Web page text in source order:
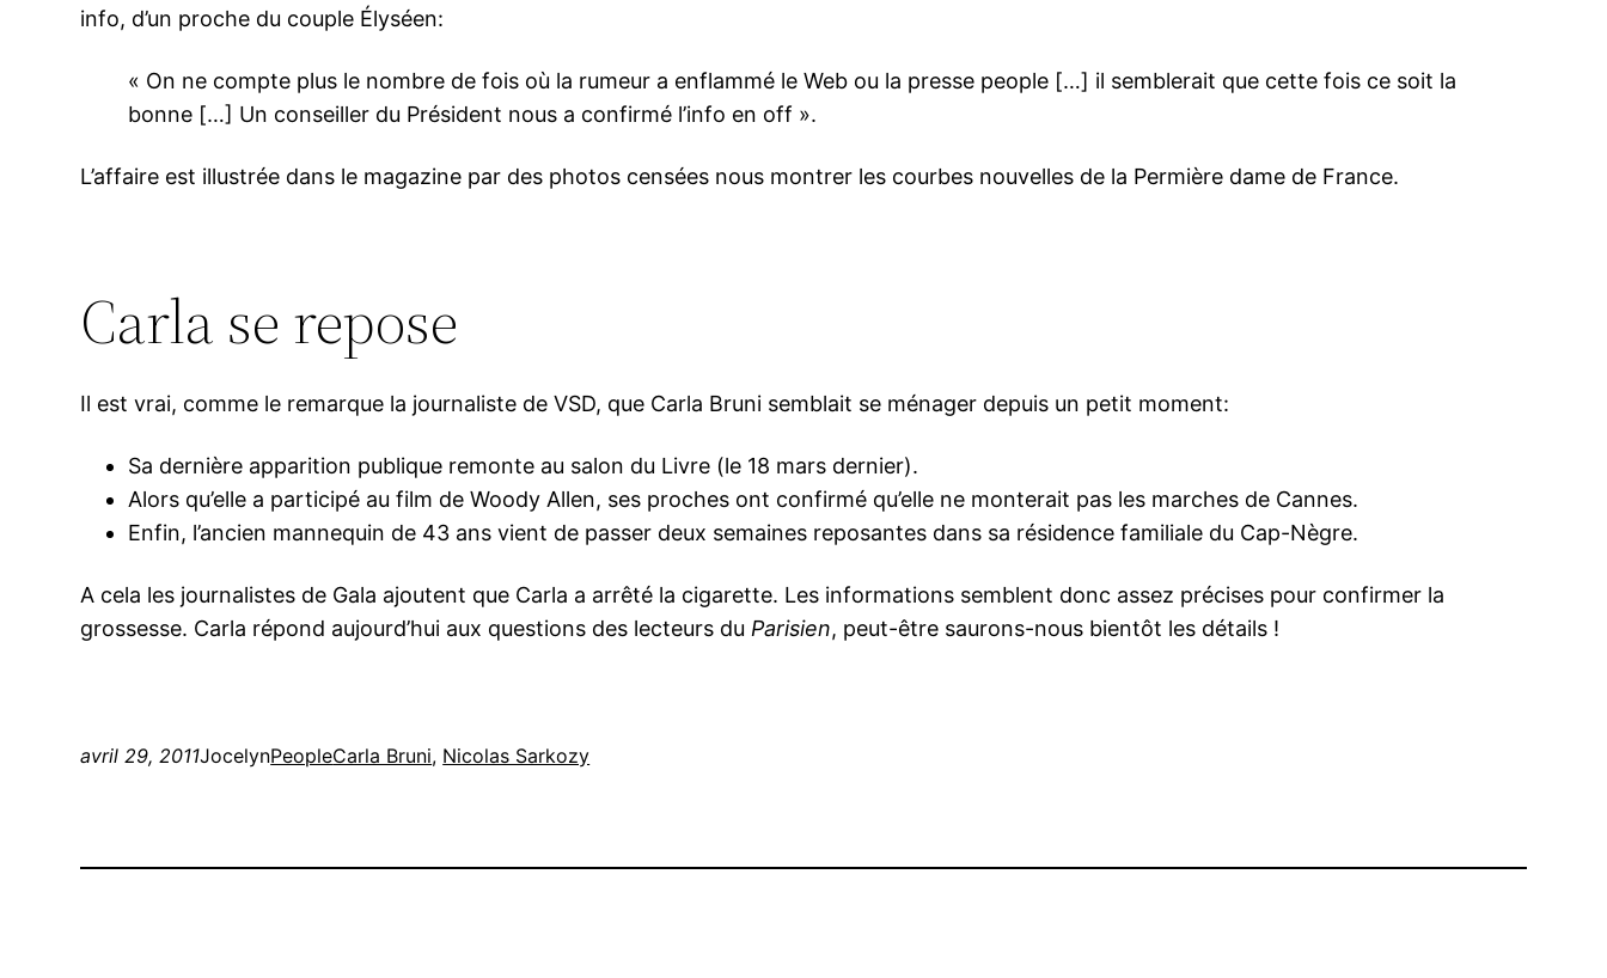
info, d’un proche du couple Élyséen:
« On ne compte plus le nombre de fois où la rumeur a enflammé le Web ou la presse people […] il semblerait que cette fois ce soit la
bonne […] Un conseiller du Président nous a confirmé l’info en off ».
L’affaire est illustrée dans le magazine par des photos censées nous montrer les courbes nouvelles de la Permière dame de France.
Carla se repose
Il est vrai, comme le remarque la journaliste de VSD, que Carla Bruni semblait se ménager depuis un petit moment:
Sa dernière apparition publique remonte au salon du Livre (le 18 mars dernier).
Alors qu’elle a participé au film de Woody Allen, ses proches ont confirmé qu’elle ne monterait pas les marches de Cannes.
Enfin, l’ancien mannequin de 43 ans vient de passer deux semaines reposantes dans sa résidence familiale du Cap-Nègre.
A cela les journalistes de Gala ajoutent que Carla a arrêté la cigarette. Les informations semblent donc assez précises pour confirmer la
grossesse. Carla répond aujourd’hui aux questions des lecteurs du Parisien, peut-être saurons-nous bientôt les détails !
avril 29, 2011JocelynPeopleCarla Bruni, Nicolas Sarkozy